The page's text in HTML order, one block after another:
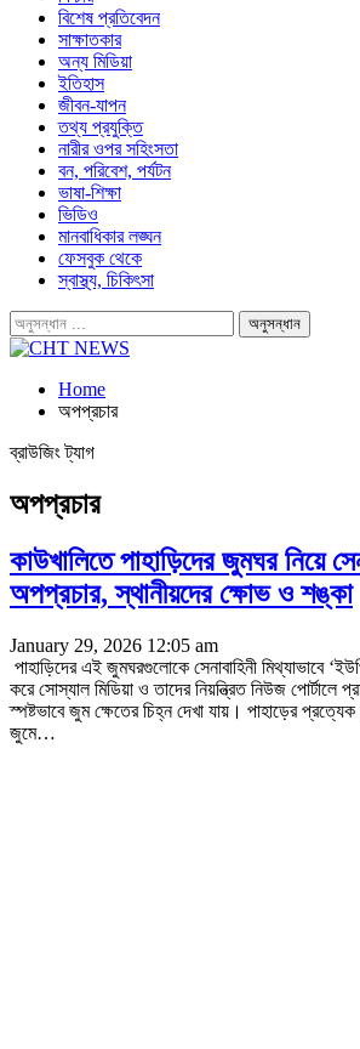
বিশেষ প্রতিবেদন
সাক্ষাতকার
অন্য মিডিয়া
ইতিহাস
জীবন-যাপন
তথ্য প্রযুক্তি
নারীর ওপর সহিংসতা
বন, পরিবেশ, পর্যটন
ভাষা-শিক্ষা
ভিডিও
মানবাধিকার লঙ্ঘন
ফেসবুক থেকে
স্বাস্থ্য, চিকিৎসা
Home
অপপ্রচার
ব্রাউজিং ট্যাগ
অপপ্রচার
কাউখালিতে পাহাড়িদের জুমঘর নিয়ে
অপপ্রচার, স্থানীয়দের ক্ষোভ ও শঙ্কা
January 29, 2026 12:05 am
পাহাড়িদের এই জুমঘরগুলোকে সেনাবাহিনী মিথ্যাভাবে
করে সোস্যাল মিডিয়া ও তাদের নিয়ন্ত্রিত নিউজ পোর্টালে
স্পষ্টভাবে জুম ক্ষেতের চিহ্ন দেখা যায়। পাহাড়ের প্রত্যেক
জুমে…